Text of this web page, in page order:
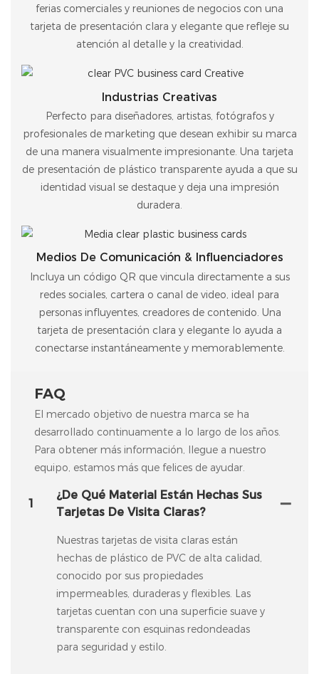
ferias comerciales y reuniones de negocios con una
tarjeta de presentación clara y elegante que refleje su
atención al detalle y la creatividad.
Industrias Creativas
Perfecto para diseñadores, artistas, fotógrafos y
profesionales de marketing que desean exhibir su marca
de una manera visualmente impresionante. Una tarjeta
de presentación de plástico transparente ayuda a que su
identidad visual se destaque y deja una impresión
duradera.
Medios De Comunicación & Influenciadores
Incluya un código QR que vincula directamente a sus
redes sociales, cartera o canal de video, ideal para
personas influyentes, creadores de contenido. Una
tarjeta de presentación clara y elegante lo ayuda a
conectarse instantáneamente y memorablemente.
FAQ
El mercado objetivo de nuestra marca se ha
desarrollado continuamente a lo largo de los años.
Para obtener más información, llegue a nuestro
equipo, estamos más que felices de ayudar.
1
¿De Qué Material Están Hechas Sus
Tarjetas De Visita Claras?
Nuestras tarjetas de visita claras están
hechas de plástico de PVC de alta calidad,
conocido por sus propiedades
impermeables, duraderas y flexibles. Las
tarjetas cuentan con una superficie suave y
transparente con esquinas redondeadas
para seguridad y estilo.